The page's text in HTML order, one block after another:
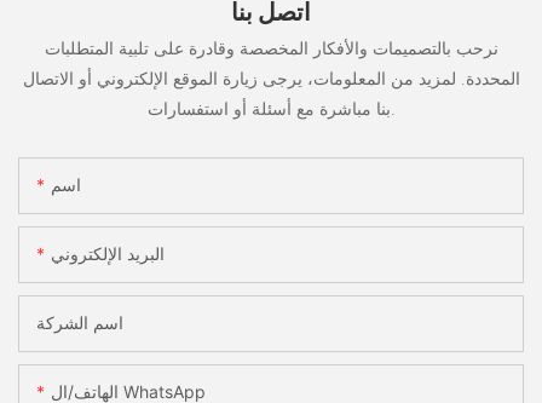
اتصل بنا
نرحب بالتصميمات والأفكار المخصصة وقادرة على تلبية المتطلبات
المحددة. لمزيد من المعلومات، يرجى زيارة الموقع الإلكتروني أو الاتصال
اسم
البريد الإلكتروني
اسم الشركة
الهاتف/ال WhatsApp